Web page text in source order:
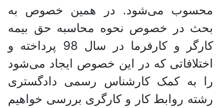
محسوب می‌شود. در همین خصوص به
بحث در خصوص نحوه محاسبه حق بیمه
کارگر و کارفرما در سال 98 پرداخته و
اختلافاتی که در این خصوص ایجاد می‌شود
را به کمک کارشناس رسمی دادگستری
رشته روابط کار و کارگری بررسی خواهیم